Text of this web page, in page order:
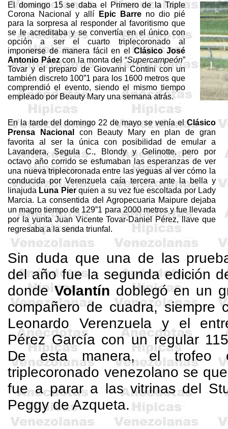
El domingo 15 se daba el Primero dela Triple
Corona Nacional y allí EpicBarreno dio pié
para la sorpresa al responder al favoritismo que
se le acreditaba y se convertía en el único con
opción a ser el cuarto triplecoronadoal
imponerse de manera fácil en elClásico José
Antonio Páezcon la monta del “Supercampeón”
Tovar y el preparo de GiovanniContinicon un
también discreto 100”1 para los 1600 metros que
comprendió el evento, siendo el mismo tiempo
empleado porBeauty Mary una semana atrás.
En la tarde del domingo 22 de mayo se venía elClásico
Prensa Nacionalcon Beauty Maryen plan de gran
favorita al ser la única con posibilidad de emular a
Lavandera,SegulaC., BlondyyGelinotte, pero por
octavo año corrido se esfumaban las esperanzas de ver
una nuevatriplecoronada entre las yeguas al ver cómo la
conducida porVerenzuela caía tercera ante la bella y
linajudaLuna Pierquien a su vez fue escoltada por Lady
Marcia. La consentida del Agropecuaria Maipuredejaba
un magro tiempo de 129”1 para2000 metrosy fue llevada
por la yunta Juan Vicente Tovar-Daniel Pérez, llave que
regresaba a la senda triunfal.
Sin duda que una de las
del año fue la segunda edición
dondeVolantín doblegó en un
compañero de cuadra, siempre
Leonardo Verenzuelay el
Pérez García con un regular
De esta manera, el trofeo
triplecoronado venezolano se
fue a parar a las vitrinas del
Peggy de Azqueta.